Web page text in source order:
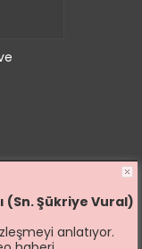
(Sn. Şükriye Vural)
anlatıyor.